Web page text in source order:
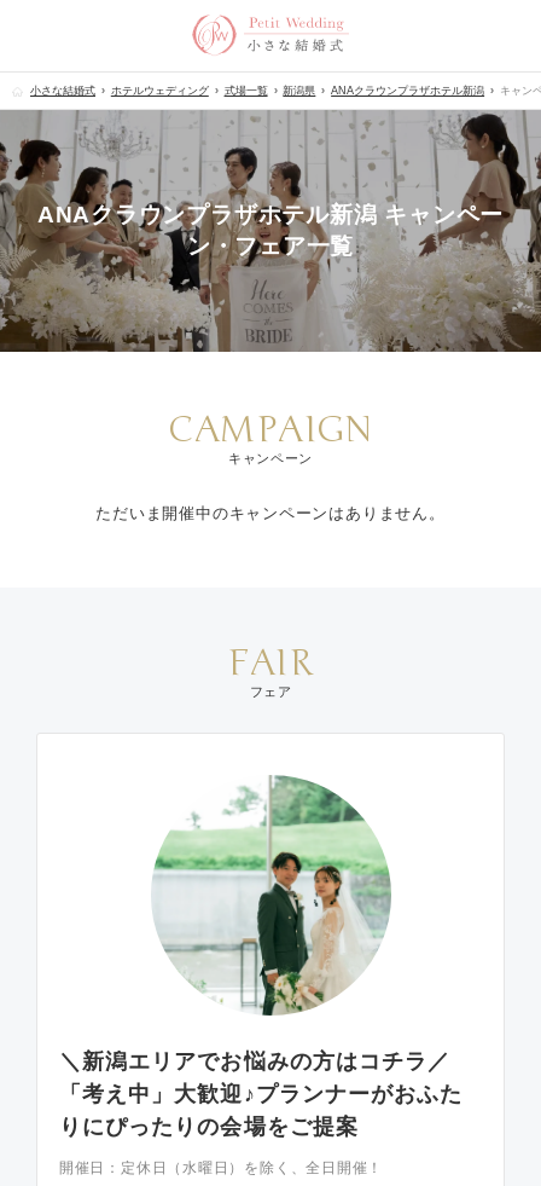
小さな結婚式 ホテルウェディング 式場一覧 新潟県 ANAクラウンプラザホテル新潟 キャン
ANAクラウンプラザホテル新潟 キャンペー
ン・フェア一覧
CAMPAIGN
キャンペーン
ただいま開催中のキャンペーンはありません。
FAIR
フェア
＼新潟エリアでお悩みの方はコチラ／
「考え中」大歓迎♪プランナーがおふた
りにぴったりの会場をご提案
開催日： 定休日（水曜日）を除く、全日開催！